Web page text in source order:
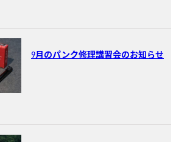
9月のパンク修理講習会のお知らせ